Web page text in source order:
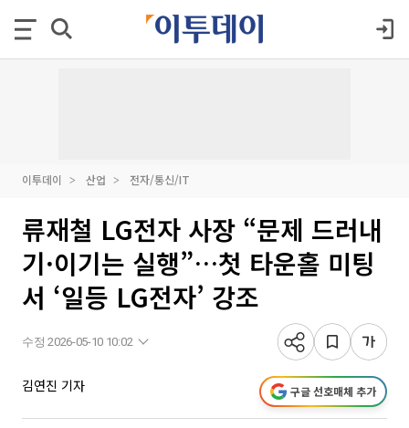
이투데이 산업 전자/통신/IT
류재철 LG전자 사장 “문제 드러내
기·이기는 실행”…첫 타운홀 미팅
서 ‘일등 LG전자’ 강조
수정 2026-05-10 10:02
김연진 기자 구글 선호매체 추가